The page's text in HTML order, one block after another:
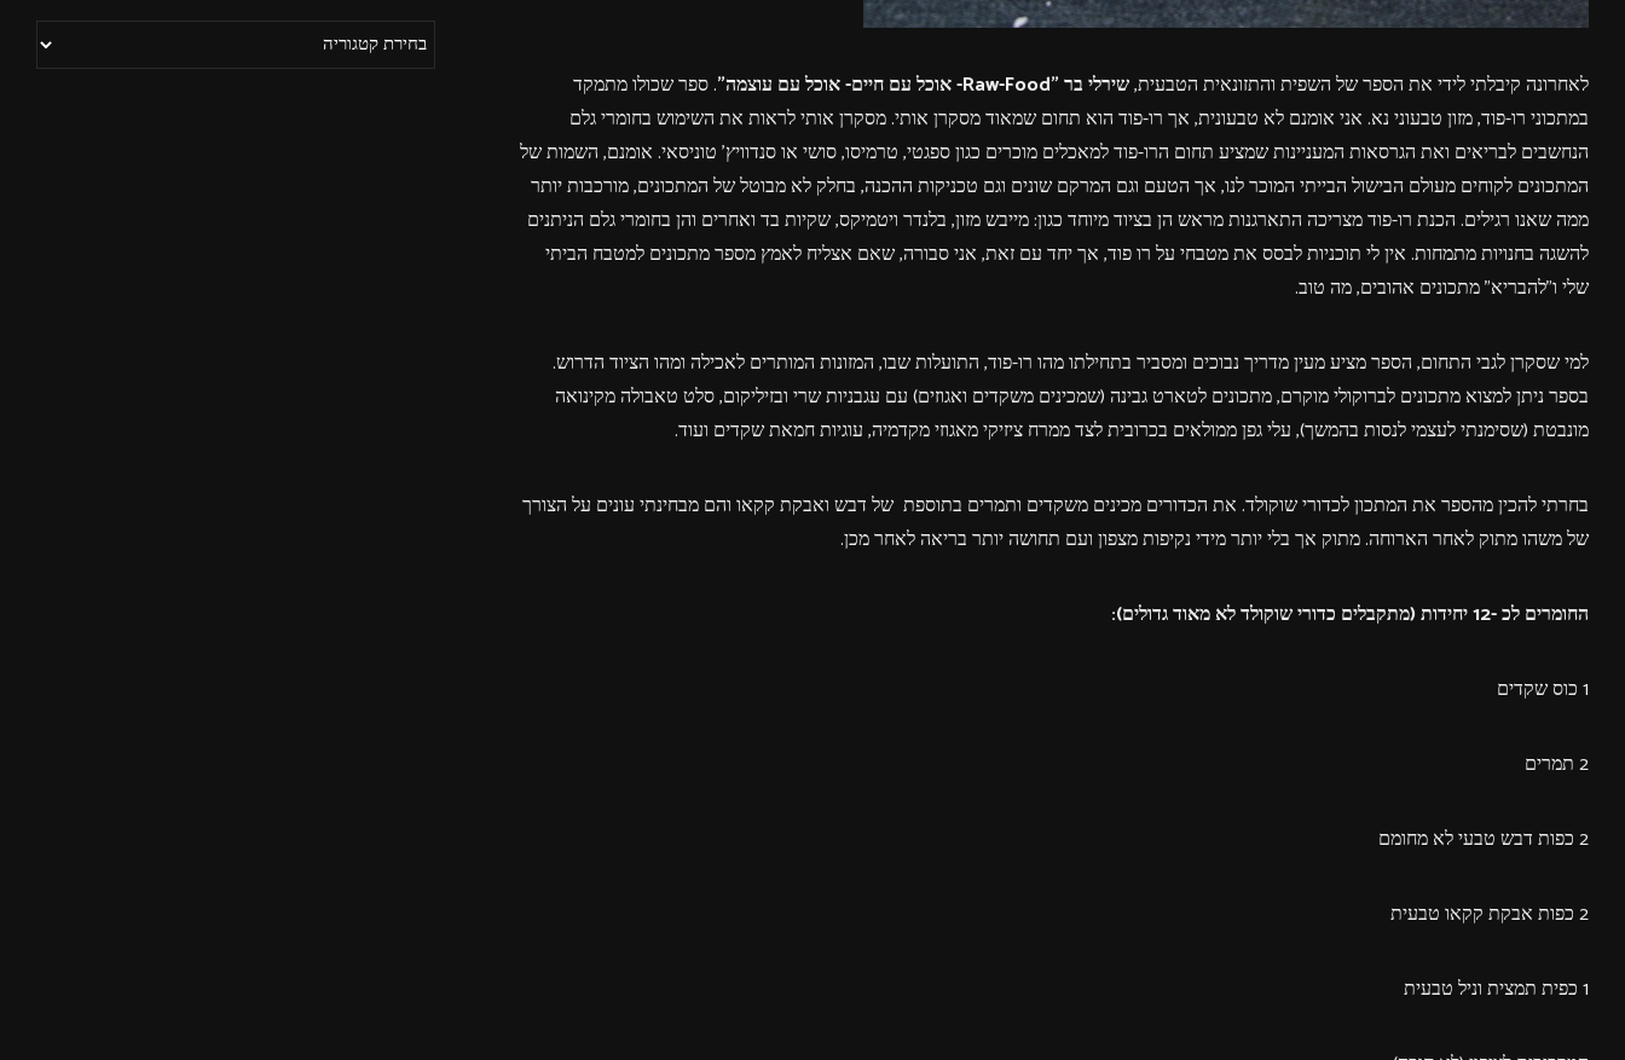
לאחרונה קיבלתי לידי את הספר של השפית והתזונאית הטבעית,שירלי בר "Raw-Food- אוכל עם חיים- אוכל עם עוצמה"
. ספר שכולו מתמקד
במתכוני רו-פוד, מזון טבעוני נא. אני אומנם לא טבעונית, אך רו-פוד הוא תחום שמאוד מסקרן אותי. מסקרן אותי לראות את השימוש בחומרי גלם
הנחשבים לבריאים ואת הגרסאות המעניינות שמציע תחום הרו-פוד למאכלים מוכרים כגון ספגטי, טרמיסו, סושי או סנדוויץ' טוניסאי. אומנם, השמות של
המתכונים לקוחים מעולם הבישול הבייתי המוכר לנו, אך הטעם וגם המרקם שונים וגם טכניקות ההכנה, בחלק לא מבוטל של המתכונים, מורכבות יותר
ממה שאנו רגילים. הכנת רו-פוד מצריכה התארגנות מראש הן בציוד מיוחד כגון: מייבש מזון, בלנדר ויטמיקס, שקיות בד ואחרים והן בחומרי גלם הניתנים
להשגה בחנויות מתמחות. אין לי תוכניות לבסס את מטבחי על רו פוד, אך יחד עם זאת, אני סבורה, שאם אצליח לאמץ מספר מתכונים למטבח הביתי
שלי ו"להבריא" מתכונים אהובים, מה טוב.
למי שסקרן לגבי התחום, הספר מציע מעין מדריך נבוכים ומסביר בתחילתו מהו רו-פוד, התועלות שבו, המזונות המותרים לאכילה ומהו הציוד הדרוש.
בספר ניתן למצוא מתכונים לברוקולי מוקרם, מתכונים לטארט גבינה (שמכינים משקדים ואגוזים) עם עגבניות שרי ובזיליקום, סלט טאבולה מקינואה
מונבטת (שסימנתי לעצמי לנסות בהמשך), עלי גפן ממולאים בכרובית לצד ממרח ציזיקי מאגוזי מקדמיה, עוגיות חמאת שקדים ועוד.
בחרתי להכין מהספר את המתכון לכדורי שוקולד. את הכדורים מכינים משקדים ותמרים בתוספת של דבש ואבקת קקאו והם מבחינתי עונים על הצורך
של משהו מתוק לאחר הארוחה. מתוק אך בלי יותר מידי נקיפות מצפון ועם תחושה יותר בריאה לאחר מכן.
החומרים לכ -12 יחידות (מתקבלים כדורי שוקולד לא מאוד גדולים):
1 כוס שקדים
2 תמרים
2 כפות דבש טבעי לא מחומם
2 כפות אבקת קקאו טבעית
1 כפית תמצית וניל טבעית